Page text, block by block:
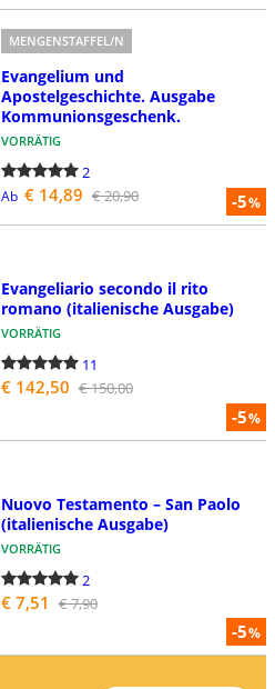
-5%
MENGENSTAFFEL/N
Evangelium und
Apostelgeschichte. Ausgabe
Kommunionsgeschenk.
VORRÄTIG
2
Ab € 14,89 € 20,90
-5%
Evangeliario secondo il rito
romano (italienische Ausgabe)
VORRÄTIG
11
€ 142,50 € 150,00
-5%
Nuovo Testamento – San Paolo
(italienische Ausgabe)
VORRÄTIG
2
€ 7,51 € 7,90